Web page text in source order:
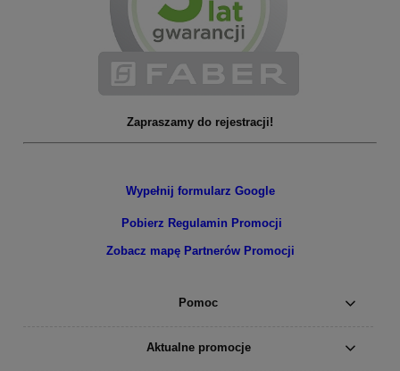
Zapraszamy do rejestracji!
Wypełnij formularz Google
Pobierz Regulamin Promocji
Zobacz mapę Partnerów Promocji
Pomoc
Aktualne promocje